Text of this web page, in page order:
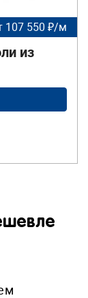
107 550 ₽/м
из